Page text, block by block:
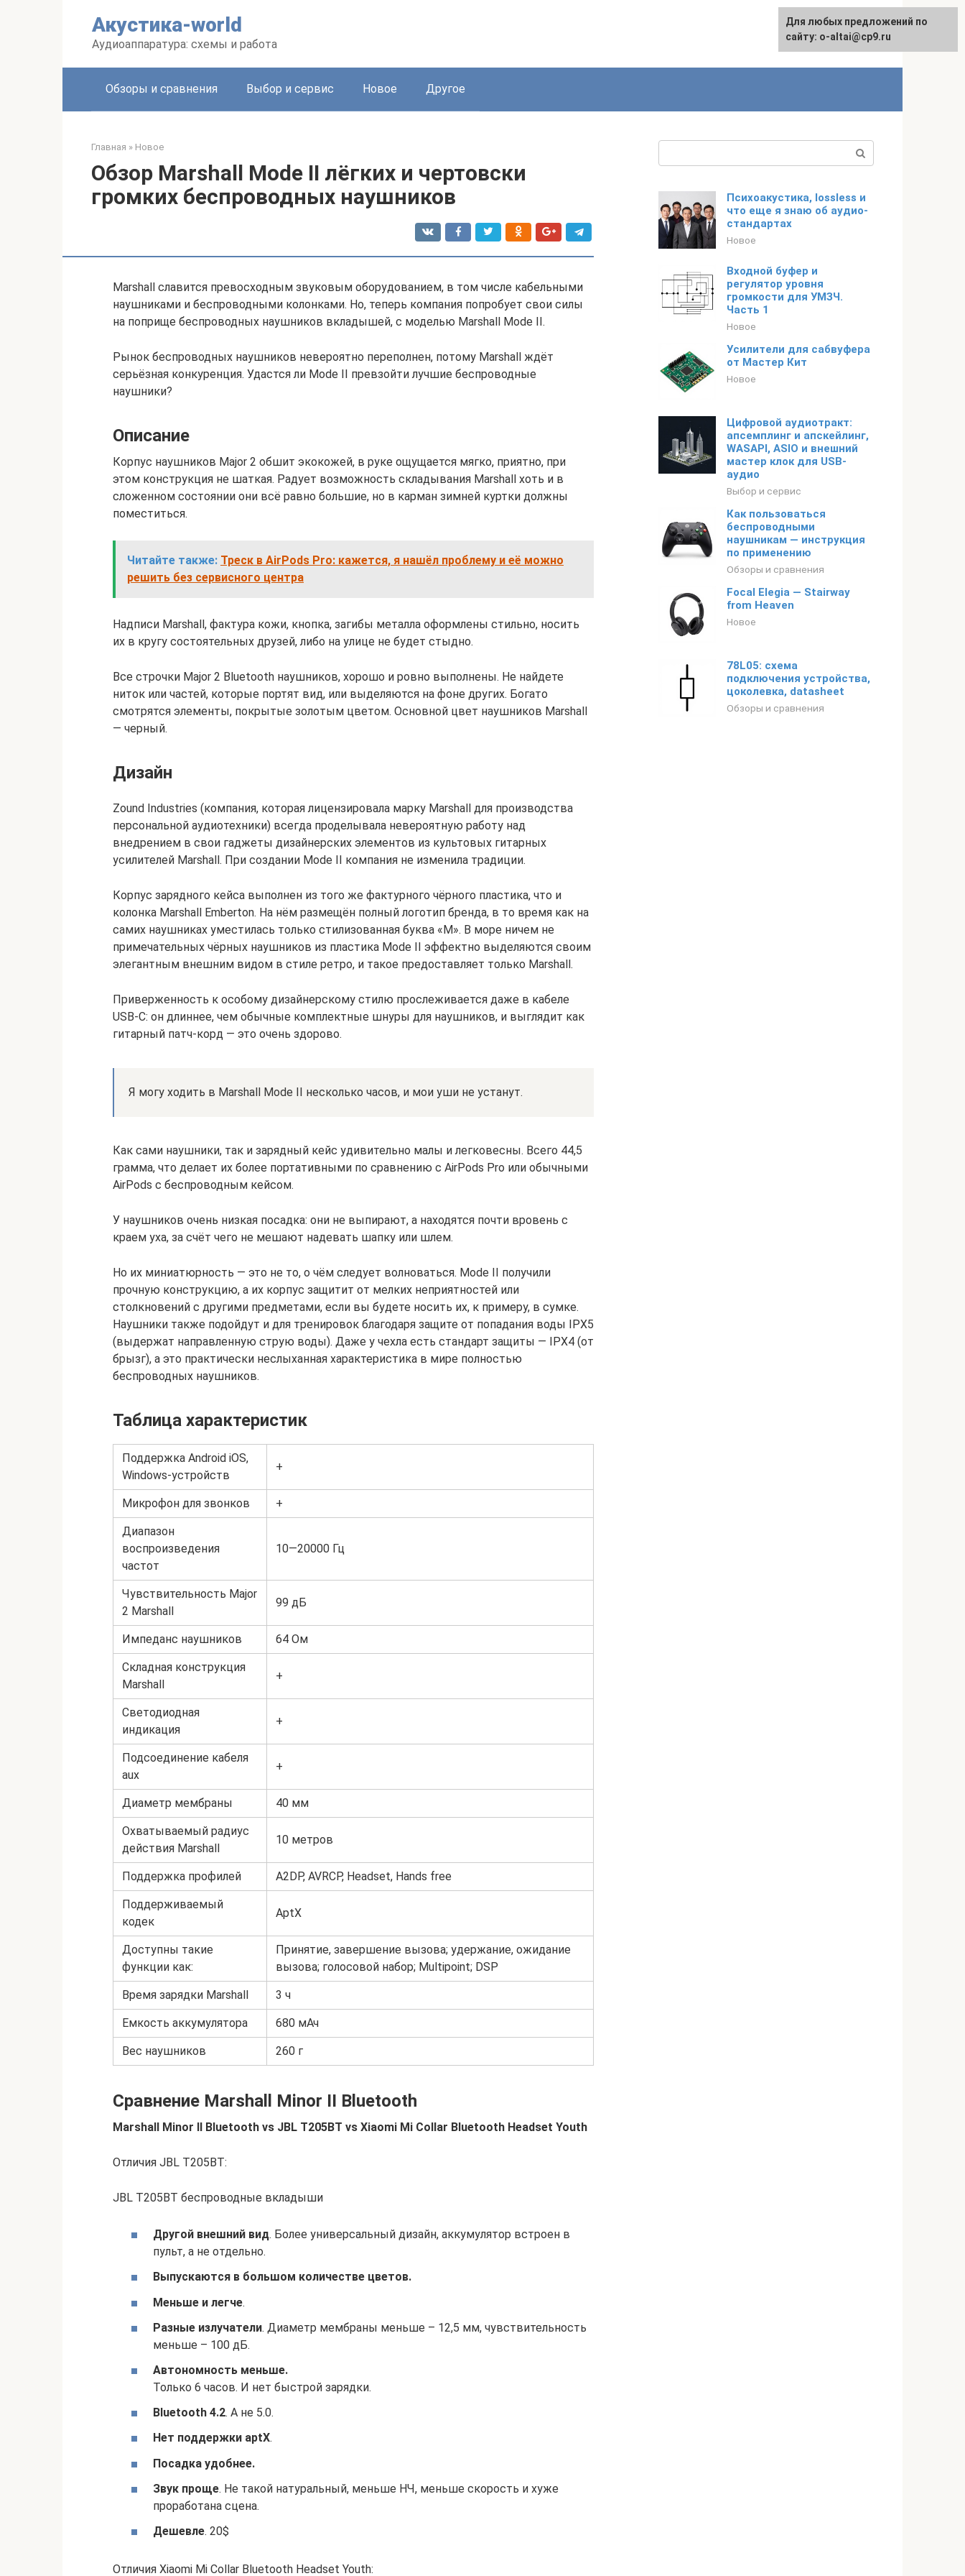
Акустика-world
Аудиоаппаратура: схемы и работа
English
Обзоры и сравнения Выбор и сервис Новое Другое
Главная » Новое
Обзор Marshall Mode II лёгких и чертовски
громких беспроводных наушников
Marshall славится превосходным звуковым оборудованием, в том числе кабельными
наушниками и беспроводными колонками. Но, теперь компания попробует свои силы
на поприще беспроводных наушников вкладышей, с моделью Marshall Mode II.
Рынок беспроводных наушников невероятно переполнен, потому Marshall ждёт
серьёзная конкуренция. Удастся ли Mode II превзойти лучшие беспроводные
наушники?
Описание
Корпус наушников Major 2 обшит экокожей, в руке ощущается мягко, приятно, при
этом конструкция не шаткая. Радует возможность складывания Marshall хоть и в
сложенном состоянии они всё равно большие, но в карман зимней куртки должны
поместиться.
Читайте также: Треск в AirPods Pro: кажется, я нашёл проблему и её можно
решить без сервисного центра
Надписи Marshall, фактура кожи, кнопка, загибы металла оформлены стильно, носить
их в кругу состоятельных друзей, либо на улице не будет стыдно.
Все строчки Major 2 Bluetooth наушников, хорошо и ровно выполнены. Не найдете
ниток или частей, которые портят вид, или выделяются на фоне других. Богато
смотрятся элементы, покрытые золотым цветом. Основной цвет наушников Marshall
— черный.
Дизайн
Zound Industries (компания, которая лицензировала марку Marshall для производства
персональной аудиотехники) всегда проделывала невероятную работу над
внедрением в свои гаджеты дизайнерских элементов из культовых гитарных
усилителей Marshall. При создании Mode II компания не изменила традиции.
Корпус зарядного кейса выполнен из того же фактурного чёрного пластика, что и
колонка Marshall Emberton. На нём размещён полный логотип бренда, в то время как на
самих наушниках уместилась только стилизованная буква «M». В море ничем не
примечательных чёрных наушников из пластика Mode II эффектно выделяются своим
элегантным внешним видом в стиле ретро, и такое предоставляет только Marshall.
Приверженность к особому дизайнерскому стилю прослеживается даже в кабеле
USB-C: он длиннее, чем обычные комплектные шнуры для наушников, и выглядит как
гитарный патч-корд — это очень здорово.
Я могу ходить в Marshall Mode II несколько часов, и мои уши не устанут.
Как сами наушники, так и зарядный кейс удивительно малы и легковесны. Всего 44,5
грамма, что делает их более портативными по сравнению с AirPods Pro или обычными
AirPods с беспроводным кейсом.
У наушников очень низкая посадка: они не выпирают, а находятся почти вровень с
краем уха, за счёт чего не мешают надевать шапку или шлем.
Но их миниатюрность — это не то, о чём следует волноваться. Mode II получили
прочную конструкцию, а их корпус защитит от мелких неприятностей или
столкновений с другими предметами, если вы будете носить их, к примеру, в сумке.
Наушники также подойдут и для тренировок благодаря защите от попадания воды IPX5
(выдержат направленную струю воды). Даже у чехла есть стандарт защиты — IPX4 (от
брызг), а это практически неслыханная характеристика в мире полностью
беспроводных наушников.
Таблица характеристик
Поддержка Android iOS,
Windows-устройств
+
Микрофон для звонков +
Диапазон
воспроизведения
частот
10—20000 Гц
Чувствительность Major
2 Marshall
99 дБ
Импеданс наушников 64 Ом
Складная конструкция
Marshall
+
Светодиодная
индикация
+
Подсоединение кабеля
aux
+
Диаметр мембраны 40 мм
Охватываемый радиус
действия Marshall
10 метров
Поддержка профилей A2DP, AVRCP, Headset, Hands free
Поддерживаемый
кодек
AptX
Доступны такие
функции как:
Принятие, завершение вызова; удержание, ожидание
вызова; голосовой набор; Multipoint; DSP
Время зарядки Marshall 3 ч
Емкость аккумулятора 680 мАч
Вес наушников 260 г
Сравнение Marshall Minor II Bluetooth
Marshall Minor II Bluetooth vs JBL T205BT vs Xiaomi Mi Collar Bluetooth Headset Youth
Отличия JBL T205BT:
JBL T205BT беспроводные вкладыши
Другой внешний вид. Более универсальный дизайн, аккумулятор встроен в
пульт, а не отдельно.
Выпускаются в большом количестве цветов.
Меньше и легче.
Разные излучатели. Диаметр мембраны меньше – 12,5 мм, чувствительность
меньше – 100 дБ.
Автономность меньше.
Только 6 часов. И нет быстрой зарядки.
Bluetooth 4.2. А не 5.0.
Нет поддержки aptX.
Посадка удобнее.
Звук проще. Не такой натуральный, меньше НЧ, меньше скорость и хуже
проработана сцена.
Дешевле. 20$
Отличия Xiaomi Mi Collar Bluetooth Headset Youth:
Психоакустика, lossless и
что еще я знаю об аудио-
стандартах
Новое
Входной буфер и
регулятор уровня
громкости для УМЗЧ.
Часть 1
Новое
Усилители для сабвуфера
от Мастер Кит
Новое
Цифровой аудиотракт:
апсемплинг и апскейлинг,
WASAPI, ASIO и внешний
мастер клок для USB-
аудио
Выбор и сервис
Как пользоваться
беспроводными
наушникам — инструкция
по применению
Обзоры и сравнения
Focal Elegia — Stairway
from Heaven
Новое
78L05: схема
подключения устройства,
цоколевка, datasheet
Обзоры и сравнения
Для любых предложений по
сайту: o-altai@cp9.ru